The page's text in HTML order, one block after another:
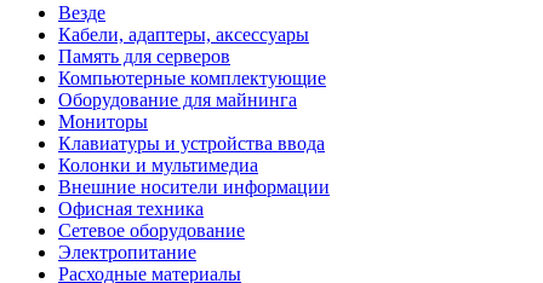
Везде
Кабели, адаптеры, аксессуары
Память для серверов
Компьютерные комплектующие
Оборудование для майнинга
Мониторы
Клавиатуры и устройства ввода
Колонки и мультимедиа
Внешние носители информации
Офисная техника
Сетевое оборудование
Электропитание
Расходные материалы